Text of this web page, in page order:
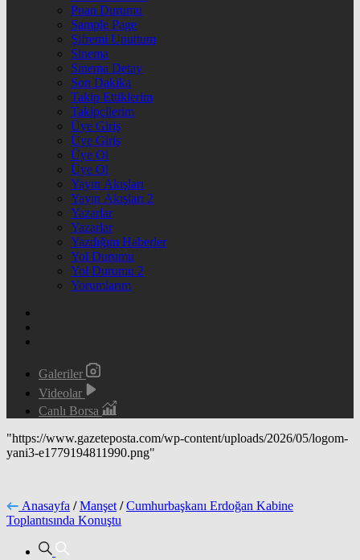
Puan Durumu
Sample Page
Şifremi Unuttum
Sinema
Sinema Detay
Son Dakika
Takip Ettiklerim
Takipçilerim
Üye Giriş
Üye Giriş
Üye Ol
Üye Ol
Yayın Akışları
Yayın Akışları 2
Yazarlar
Yazarlar
Yazdığım Haberler
Yol Durumu
Yol Durumu 2
Yorumlarım
Galeriler
Videolar
Canlı Borsa
"https://www.gazeteposta.com/wp-content/uploads/2026/05/logom-
yani3-e1779194811990.png"
Anasayfa / Manşet / Cumhurbaşkanı Erdoğan Kabine
Toplantısında Konuştu